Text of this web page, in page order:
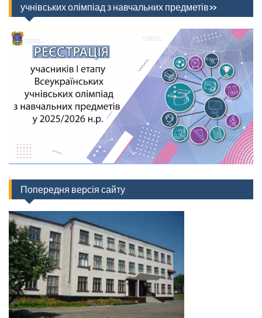
учнівських олімпіад з навчальних предметів»
Попередня версія сайту